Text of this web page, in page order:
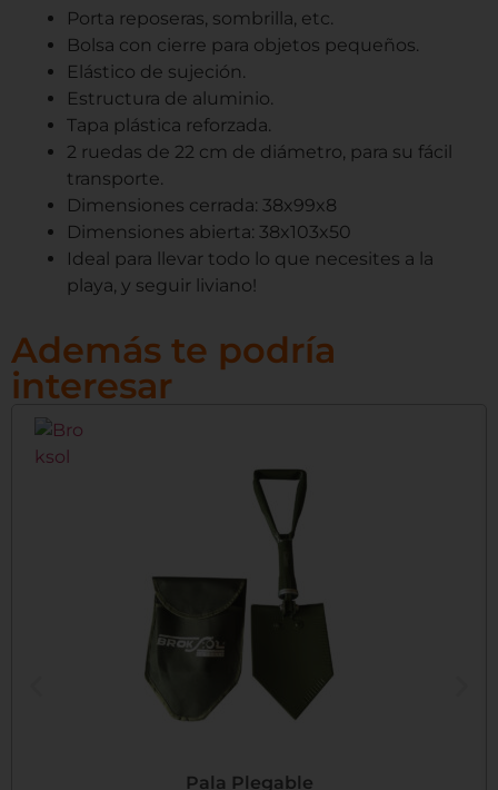
Porta reposeras, sombrilla, etc.
Bolsa con cierre para objetos pequeños.
Elástico de sujeción.
Estructura de aluminio.
Tapa plástica reforzada.
2 ruedas de 22 cm de diámetro, para su fácil
transporte.
Dimensiones cerrada: 38x99x8
Dimensiones abierta: 38x103x50
Ideal para llevar todo lo que necesites a la
playa, y seguir liviano!
Además te podría
interesar
Pala Plegable